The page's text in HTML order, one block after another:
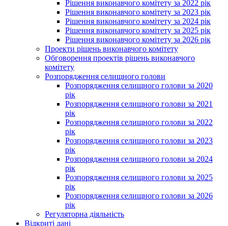
Рішення виконавчого комітету за 2022 рік
Рішення виконавчого комітету за 2023 рік
Рішення виконавчого комітету за 2024 рік
Рішення виконавчого комітету за 2025 рік
Рішення виконавчого комітету за 2026 рік
Проекти рішень виконавчого комітету
Обговорення проектів рішень виконавчого
комітету
Розпорядження селищного голови
Розпорядження селищного голови за 2020
рік
Розпорядження селищного голови за 2021
рік
Розпорядження селищного голови за 2022
рік
Розпорядження селищного голови за 2023
рік
Розпорядження селищного голови за 2024
рік
Розпорядження селищного голови за 2025
рік
Розпорядження селищного голови за 2026
рік
Регуляторна діяльність
Відкриті дані